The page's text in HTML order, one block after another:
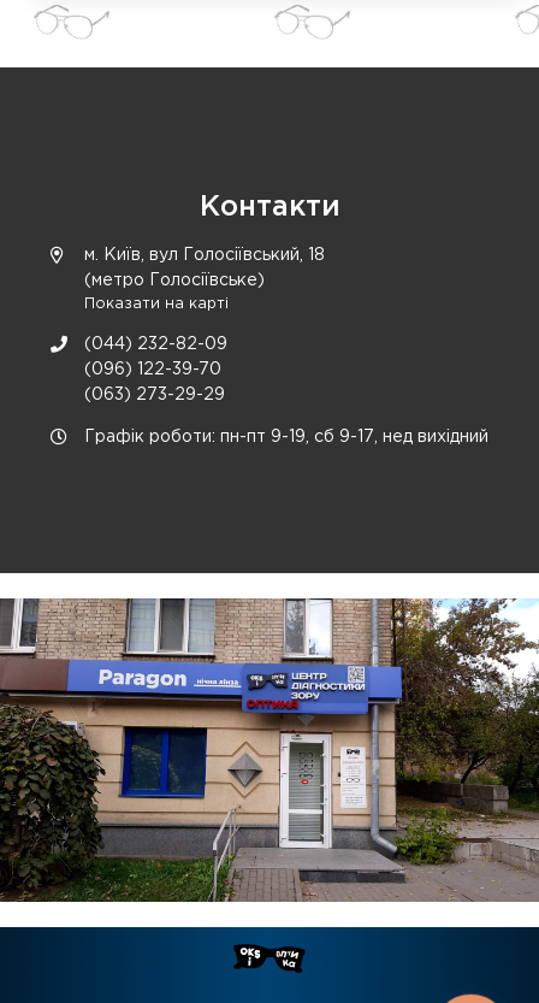
Контакти
м. Київ, вул Голосіївський, 18
(метро Голосіївське)
Показати на карті
(044) 232-82-09
(096) 122-39-70
(063) 273-29-29
Графік роботи: пн-пт 9-19, сб 9-17, нед вихідний